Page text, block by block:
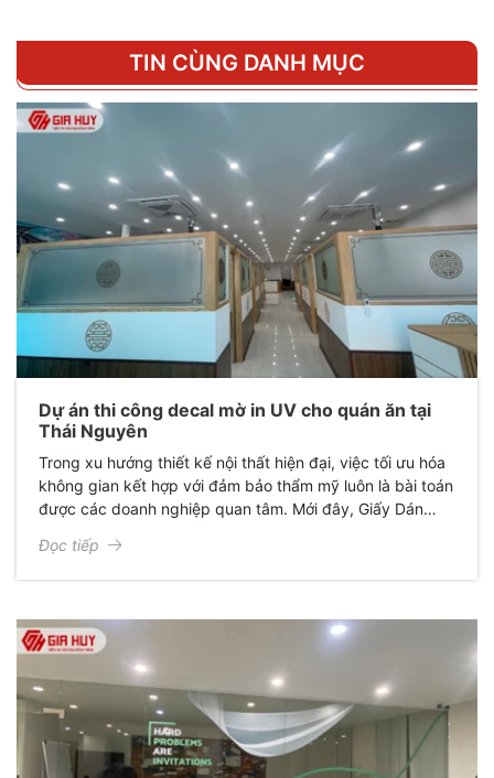
TIN CÙNG DANH MỤC
Dự án thi công decal mờ in UV cho quán ăn tại
Thái Nguyên
Trong xu hướng thiết kế nội thất hiện đại, việc tối ưu hóa
không gian kết hợp với đảm bảo thẩm mỹ luôn là bài toán
được các doanh nghiệp quan tâm. Mới đây, Giấy Dán
decal mờ in họa tiết cho quán anh Cường, mang lại một
diện mạo hoàn toàn mới: Sang trọng, chuyên nghiệp và
Đọc tiếp